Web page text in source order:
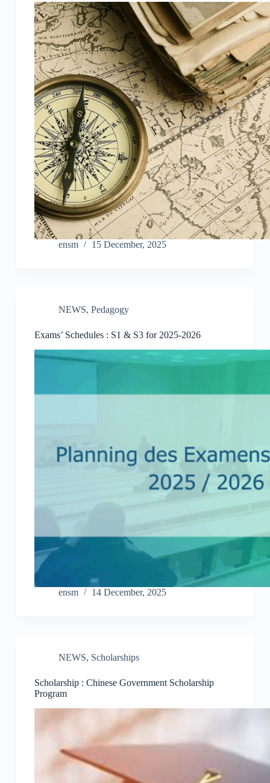
ensm 15 December, 2025
NEWS, Pedagogy
Exams’ Schedules : S1 & S3 for 2025-2026
ensm 14 December, 2025
NEWS, Scholarships
Scholarship : Chinese Government Scholarship
Program